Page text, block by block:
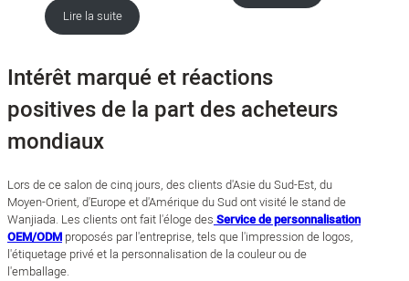
Lire la suite
Intérêt marqué et réactions
positives de la part des acheteurs
mondiaux
Lors de ce salon de cinq jours, des clients d'Asie du Sud-Est, du
Moyen-Orient, d'Europe et d'Amérique du Sud ont visité le stand de
Wanjiada. Les clients ont fait l'éloge des Service de personnalisation
OEM/ODM proposés par l'entreprise, tels que l'impression de logos,
l'étiquetage privé et la personnalisation de la couleur ou de
l'emballage.